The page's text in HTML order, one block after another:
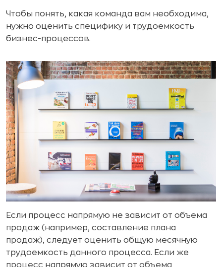
Чтобы понять, какая команда вам необходима,
нужно оце­нить специфику и трудоемкость
бизнес-процессов.
Если процесс напрямую не зависит от объема
продаж (на­пример, составление плана
продаж), следует оценить общую месячную
трудоемкость данного процесса. Если же
процесс напрямую зависит от объема